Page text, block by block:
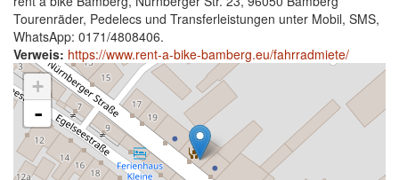
Tourenräder, Pedelecs und Transferleistungen unter Mobil, SMS,
WhatsApp: 0171/4808406.
Verweis: https://www.rent-a-bike-bamberg.eu/fahrradmiete/
+
-